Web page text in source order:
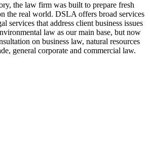
the law firm was built to prepare fresh
the real world. DSLA offers broad services
services that address client business issues
law as our main base, but now
on business law, natural resources
general corporate and commercial law.